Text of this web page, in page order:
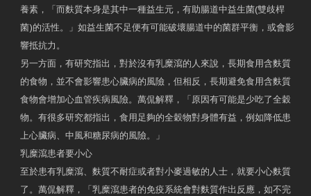
養素，「而麩質本身是其中一種益生元，有助腸道中益生菌(雙歧桿
菌)的活性。」如益生菌不足便有可能破壞腸道中的菌群平衡，或會影
響抵抗力。
另一方面，有研究指出，對於沒有乳糜瀉的人來說，長期食用含麩質
的食物，並不會影響患心臟病的風險，但相反，長期避免食用含麩質
食物會增加心血管疾病風險。萬侃解釋，「原因有可能是少吃了全穀
物。有很多研究都指出，食用足夠的全穀物對身體有益，例如降低患
上心臟病、中風和糖尿病的風險。」
乳糜瀉患者要小心
至於患有乳糜瀉、麩質不耐症或者對小麥過敏的人士，就要小心麩質
了。萬侃解釋，「乳糜瀉患者的免疫系統會對麩質作出反應，如不完